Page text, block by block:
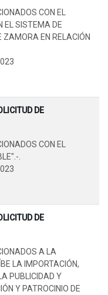
CON EL
EL SISTEMA DE
ZAMORA EN RELACIÓN
DE
CON EL
.
DE
A LA
LA IMPORTACIÓN,
PUBLICIDAD Y
Y PATROCINIO DE